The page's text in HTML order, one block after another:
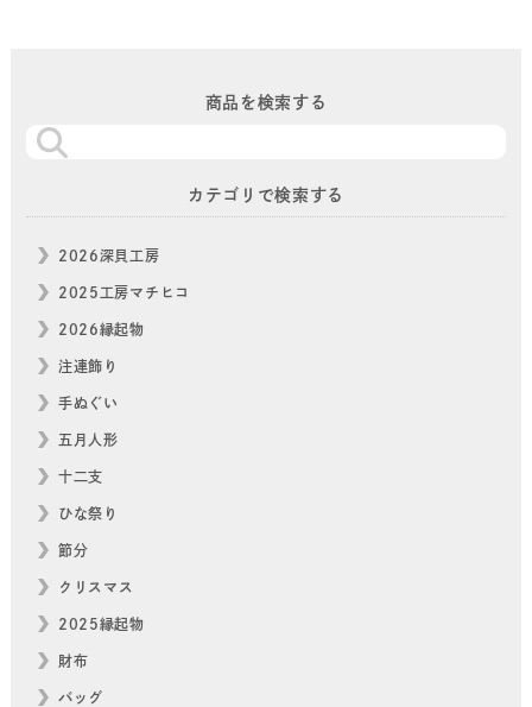
商品を検索する
カテゴリで検索する
2026深貝工房
2025工房マチヒコ
2026縁起物
注連飾り
手ぬぐい
五月人形
十二支
ひな祭り
節分
クリスマス
2025縁起物
財布
バッグ